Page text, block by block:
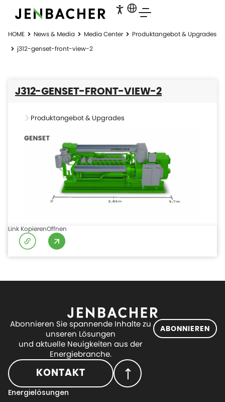
HOME News & Media Media Center
Produktangebot & Upgrades
j312-genset-front-view-2
J312-GENSET-FRONT-VIEW-2
Produktangebot & Upgrades
Link KopierenOffnen
Abonnieren Sie spannende Inhalte zu
unseren Lösungen
und aktuelle Neuigkeiten aus der
Energiebranche.
ABONNIEREN
KONTAKT
Energielösungen